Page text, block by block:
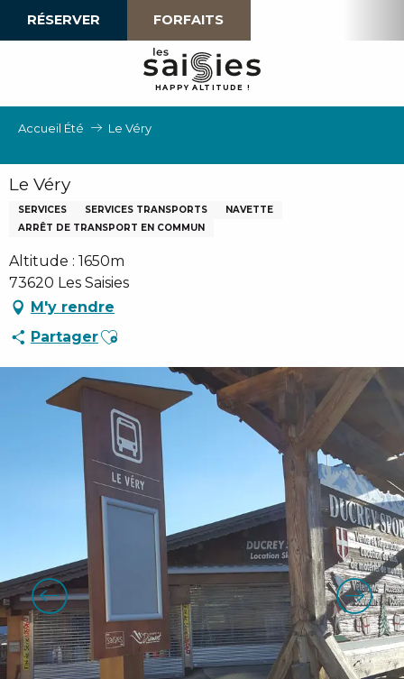
RÉSERVER FORFAITS
HAPPY ALTI TU D E !
Accueil Été Le Véry
Le Véry
SERVICES SERVICES TRANSPORTS
NAVETTE
ARRÊT DE TRANSPORT EN COMMUN
Altitude : 1650m
73620 Les Saisies
M'y rendre
PartagerAjouter aux favoris